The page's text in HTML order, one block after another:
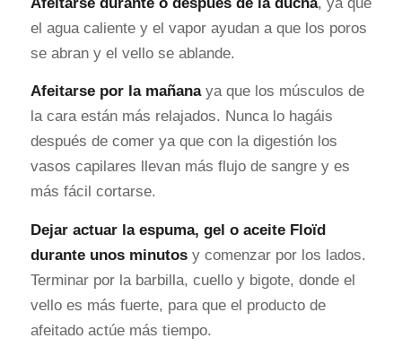
el agua caliente y el vapor ayudan a que los poros
se abran y el vello se ablande.
Afeitarse por la mañanaya que los músculos de
la cara están más relajados. Nunca lo hagáis
después de comer ya que con la digestión los
vasos capilares llevan más flujo de sangre y es
más fácil cortarse.
Dejar actuar la espuma, gel o aceite Floïd
durante unos minutosy comenzar por los lados.
Terminar por la barbilla, cuello y bigote, donde el
vello es más fuerte, para que el producto de
afeitado actúe más tiempo.